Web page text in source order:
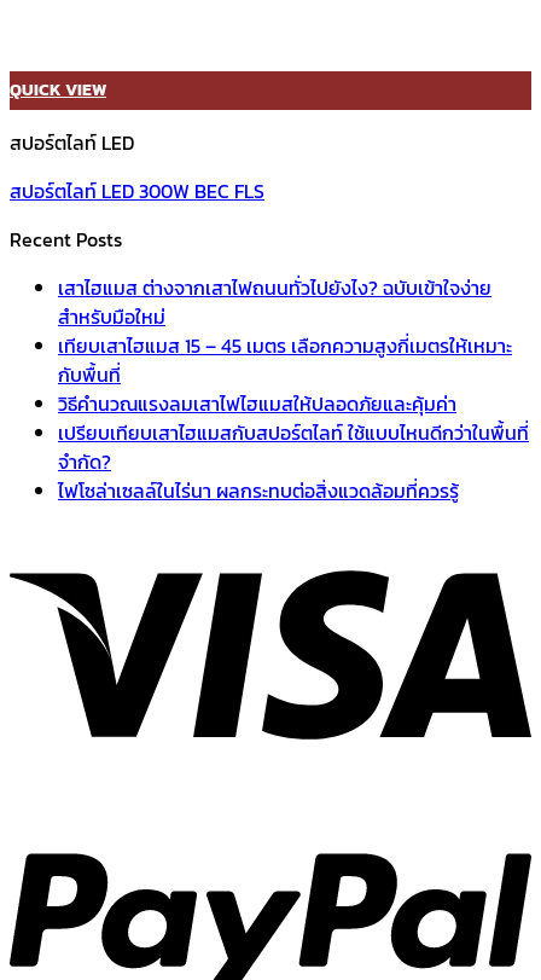
QUICK VIEW
สปอร์ตไลท์ LED
สปอร์ตไลท์ LED 300W BEC FLS
Recent Posts
เสาไฮแมส ต่างจากเสาไฟถนนทั่วไปยังไง? ฉบับเข้าใจง่าย
สำหรับมือใหม่
เทียบเสาไฮแมส 15 – 45 เมตร เลือกความสูงกี่เมตรให้เหมาะ
กับพื้นที่
วิธีคำนวณแรงลมเสาไฟไฮแมสให้ปลอดภัยและคุ้มค่า
เปรียบเทียบเสาไฮแมสกับสปอร์ตไลท์ ใช้แบบไหนดีกว่าในพื้นที่
จำกัด?
ไฟโซล่าเซลล์ในไร่นา ผลกระทบต่อสิ่งแวดล้อมที่ควรรู้